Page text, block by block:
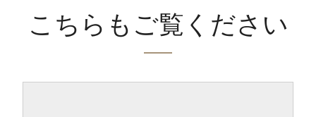
こちらもご覧ください